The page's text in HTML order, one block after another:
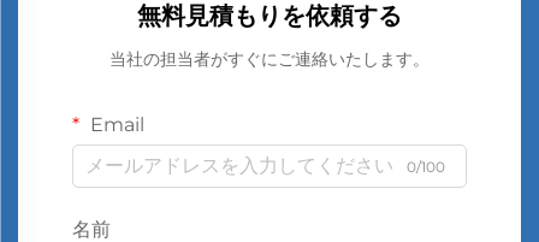
無料見積もりを依頼する
当社の担当者がすぐにご連絡いたします。
Email
0/100
名前